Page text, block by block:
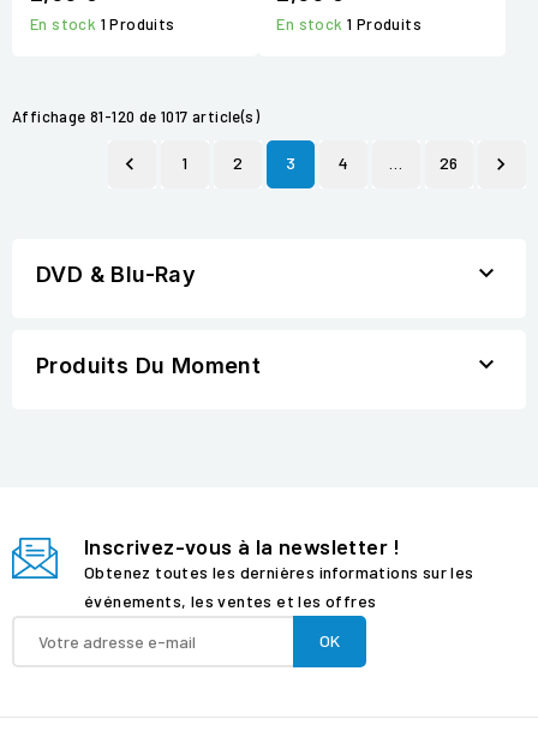
En stock 1 Produits En stock1 Produits
Affichage 81-120 de 1017 article(s)
 1 2 3 4 26 
DVD & Blu-Ray 
Produits Du Moment 
Inscrivez-vous à la newsletter !
Obtenez toutes les dernières informations sur les
événements, les ventes et les offres